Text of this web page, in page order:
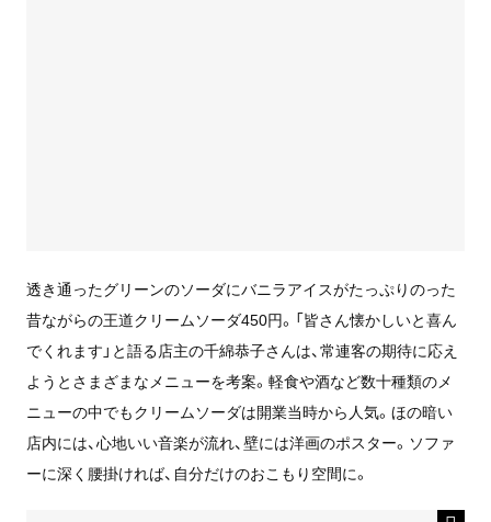
透き通ったグリーンのソーダにバニラアイスがたっぷりのった
昔ながらの王道クリームソーダ450円。「皆さん懐かしいと喜ん
でくれます」と語る店主の千綿恭子さんは、常連客の期待に応え
ようとさまざまなメニューを考案。軽食や酒など数十種類のメ
ニューの中でもクリームソーダは開業当時から人気。ほの暗い
店内には、心地いい音楽が流れ、壁には洋画のポスター。ソファ
ーに深く腰掛ければ、自分だけのおこもり空間に。